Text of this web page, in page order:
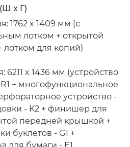
x Г)
1762 x 1409 мм (с
лотком + открытой
лотком для копий)
x 1436 мм (устройство
+ многофункциональное
устройство -
- K2 + финишер для
передней крышкой +
буклетов - G1 +